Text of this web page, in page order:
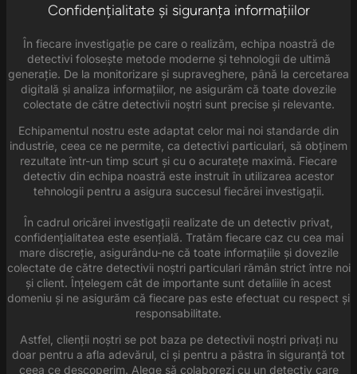
Confidențialitate și siguranța informațiilor
În fiecare investigație pe care o realizăm, echipa noastră de
detectivi folosește metode moderne și tehnologii de ultimă
generație. De la monitorizare și supraveghere, până la cercetarea
digitală și analiza informațiilor, ne asigurăm că toate dovezile
colectate de către detectivii noștri sunt precise și relevante.
Echipamentul nostru este adaptat celor mai noi standarde din
industrie, ceea ce ne permite, ca detectivi particulari, să obținem
rezultate într-un timp scurt și cu o acuratețe maximă. Fiecare
detectiv din echipa noastră este instruit în utilizarea acestor
tehnologii pentru a asigura succesul fiecărei investigații.
În cadrul oricărei investigații realizate de un detectiv privat,
confidențialitatea este esențială. Tratăm fiecare caz cu cea mai
mare discreție, asigurându-ne că toate informațiile și dovezile
colectate de către detectivii noștri particulari rămân strict între noi
și client. Înțelegem cât de importante sunt detaliile în acest
domeniu și ne asigurăm că fiecare pas este efectuat cu respect și
responsabilitate.
Astfel, clienții noștri se pot baza pe detectivii noștri privați nu
doar pentru a afla adevărul, ci și pentru a păstra în siguranță tot
ceea ce descoperim. Alege să colaborezi cu un detectiv care